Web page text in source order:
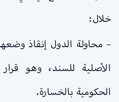
خلال:
– محاولة الدول إنقاذ
الأصلية للسند، وهو
الحكومية بالخسارة.